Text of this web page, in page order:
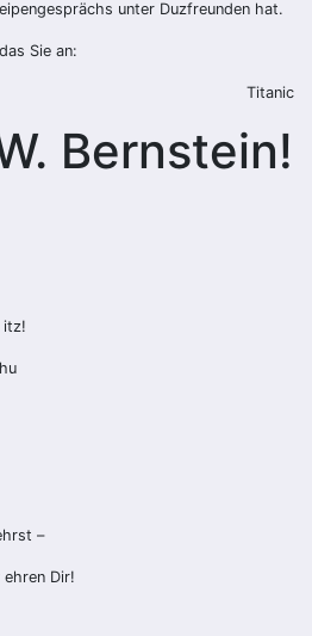
unter Duzfreunden hat.
Sie an:
Titanic
Bernstein!
itz!
–
Dir!